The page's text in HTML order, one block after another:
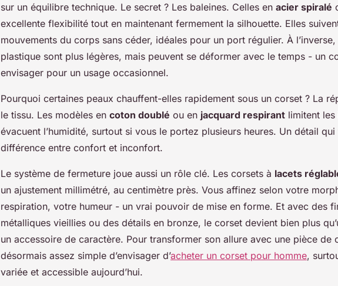
sur un équilibre technique. Le secret ? Les baleines. Celles en acier spiralé
excellente flexibilité tout en maintenant fermement la silhouette. Elles
mouvements du corps sans céder, idéales pour un port régulier. À
plastique sont plus légères, mais peuvent se déformer avec le temps - un
envisager pour un usage occasionnel.
Pourquoi certaines peaux chauffent-elles rapidement sous un corset ? La
le tissu. Les modèles en coton doublé ou en jacquard respirant limitent
évacuent l’humidité, surtout si vous le portez plusieurs heures. Un détail
différence entre confort et inconfort.
Le système de fermeture joue aussi un rôle clé. Les corsets à lacets
un ajustement millimétré, au centimètre près. Vous affinez selon votre
respiration, votre humeur - un vrai pouvoir de mise en forme. Et avec des
métalliques vieillies ou des détails en bronze, le corset devient bien plus
un accessoire de caractère. Pour transformer son allure avec une pièce de
désormais assez simple d’envisager d’acheter un corset pour homme,
variée et accessible aujourd’hui.